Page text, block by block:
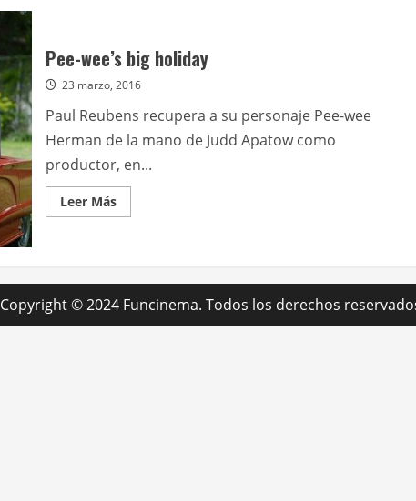
Pee-wee’s big holiday
23 marzo, 2016
Paul Reubens recupera a su personaje Pee-wee
Herman de la mano de Judd Apatow como
productor, en...
Leer MásLeer
más
wee’s
holiday
Copyright © 2024 Funcinema. Todos los derechos